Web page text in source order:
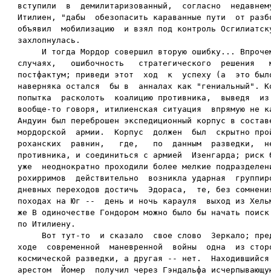
вступили  в  демилитаризованный,  согласно
Итилиен, "дабы  обезопасить караванные пути  от
объявил  мобилизацию  и взял под контроль
захлопнулась.
И тогда Мордор совершил вторую ошибку...
случаях,   ошибочность   стратегического  решения
постфактум; приведи этот  ход  к  успеху (а  это
наверняка остался  бы в  анналах как "гениальный".
попытка  расколоть  коалицию противника,  выведя
вообще-то говоря, итилиенская ситуация  впрямую не
Андуин был переброшен экспедиционный корпус в
мордорской  армии.  Корпус  должен  был  скрытно
роханских  равнин,   где,   по  данным  разведки,
противника, и соединиться с армией  Изенгарда;
уже  неоднократно проходили более мелкие
рохирримов  действительно  возникла ударная
дневных переходов достичь  Эдораса,  те, без
походах на Юг --  день и ночь карауля  выход из
же В одиночестве Гондором можно было бы начать
по Итилиену.
Вот тут-то  и сказало  свое слово  Зеркало;
ходе  современной  маневренной  войны  одна  из
космической разведки, а другая -- нет.  Находившийся
арестом  Йомер  получил через Гэндальфа